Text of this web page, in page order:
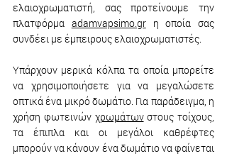
ελαιοχρωματιστή, σας προτείνουμε την
πλατφόρμα adamvapsimo.gr η οποία σας
συνδέει με έμπειρους ελαιοχρωματιστές.
Υπάρχουν μερικά κόλπα τα οποία μπορείτε
να χρησιμοποιήσετε για να μεγαλώσετε
οπτικά ένα μικρό δωμάτιο. Για παράδειγμα, η
χρήση φωτεινών χρωμάτων στους τοίχους,
τα έπιπλα και οι μεγάλοι καθρέφτες
μπορούν να κάνουν ένα δωμάτιο να φαίνεται